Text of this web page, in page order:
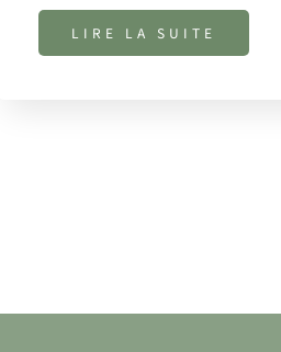
LIRE LA SUITE